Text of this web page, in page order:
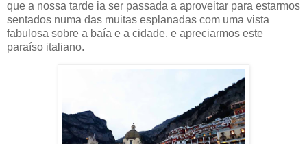
que a nossa tarde ia ser passada a aproveitar para estarmos
sentados numa das muitas esplanadas com uma vista
fabulosa sobre a baía e a cidade, e apreciarmos este
paraíso italiano.